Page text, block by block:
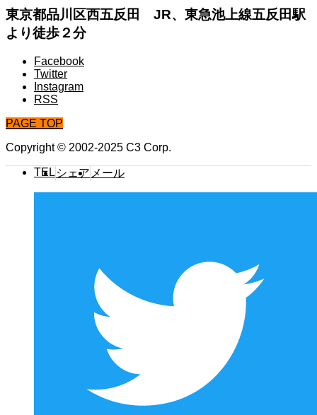
東京都品川区西五反田 JR、東急池上線五反田駅
より徒歩２分
Facebook
Twitter
Instagram
RSS
PAGE TOP
Copyright © 2002-2025 C3 Corp.
TEL シェア メール